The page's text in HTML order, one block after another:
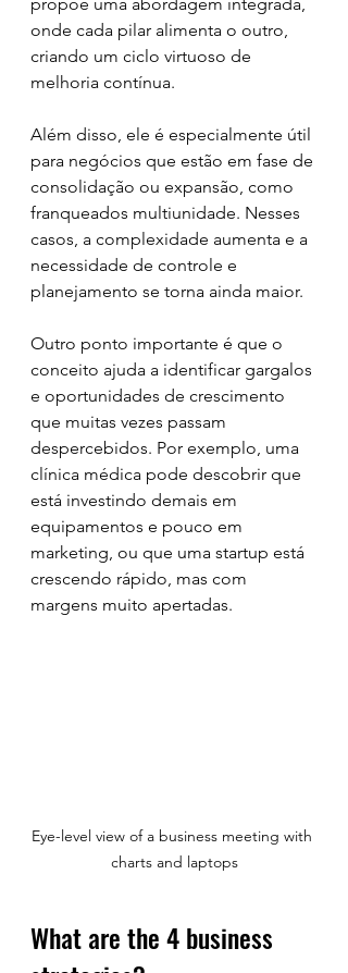
onde cada pilar alimenta o outro,
criando um ciclo virtuoso de
melhoria contínua.
Além disso, ele é especialmente útil
para negócios que estão em fase de
consolidação ou expansão, como
franqueados multiunidade. Nesses
casos, a complexidade aumenta e a
necessidade de controle e
planejamento se torna ainda maior.
Outro ponto importante é que o
conceito ajuda a identificar gargalos
e oportunidades de crescimento
que muitas vezes passam
despercebidos. Por exemplo, uma
clínica médica pode descobrir que
está investindo demais em
equipamentos e pouco em
marketing, ou que uma startup está
crescendo rápido, mas com
margens muito apertadas.
Eye-level view of a business meeting with
charts and laptops
What are the 4 business